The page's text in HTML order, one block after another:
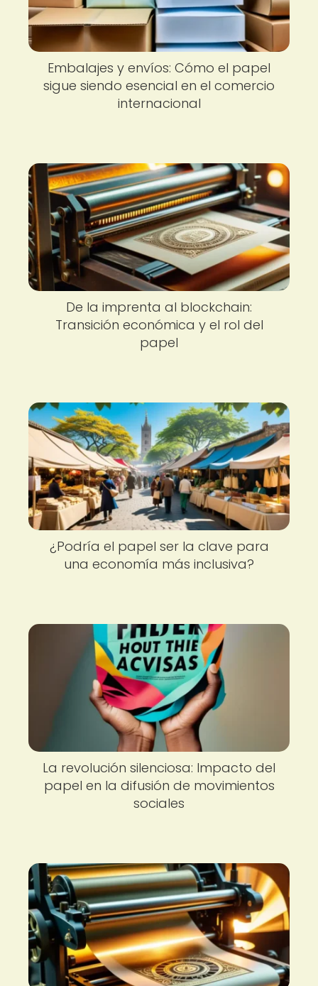
Embalajes y envíos: Cómo el papel
sigue siendo esencial en el comercio
internacional
De la imprenta al blockchain:
Transición económica y el rol del
papel
¿Podría el papel ser la clave para
una economía más inclusiva?
La revolución silenciosa: Impacto del
papel en la difusión de movimientos
sociales